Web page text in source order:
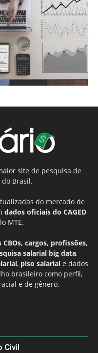
site de pesquisa de
Brasil.
do mercado de
dados oficiais do CAGED
MTE.
cargos, profissões,
salarial big data,
, piso salarial e dados
brasileiro como perfil,
e de gênero.
Civil